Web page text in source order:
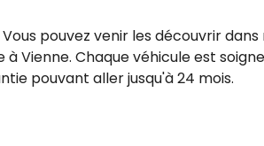
pouvez venir les découvrir
à Vienne. Chaque véhicule est
pouvant aller jusqu'à 24 mois.